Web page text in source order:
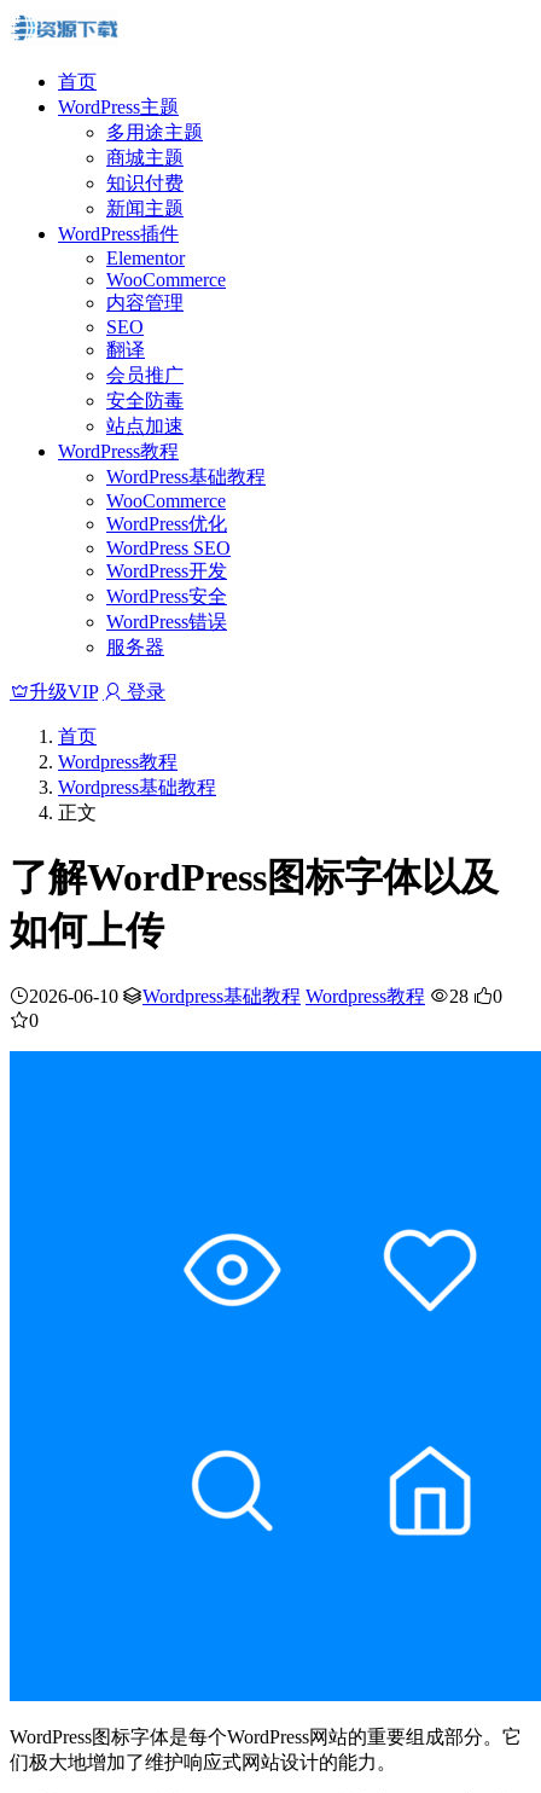
首页
WordPress主题
多用途主题
商城主题
知识付费
新闻主题
WordPress插件
Elementor
WooCommerce
内容管理
SEO
翻译
会员推广
安全防毒
站点加速
WordPress教程
WordPress基础教程
WooCommerce
WordPress优化
WordPress SEO
WordPress开发
WordPress安全
WordPress错误
服务器
升级VIP 登录
首页
Wordpress教程
Wordpress基础教程
正文
了解WordPress图标字体以及
如何上传
2026-06-10 Wordpress基础教程 Wordpress教程 28
0
0
WordPress图标字体是每个WordPress网站的重要组成部分。它
们极大地增加了维护响应式网站设计的能力。